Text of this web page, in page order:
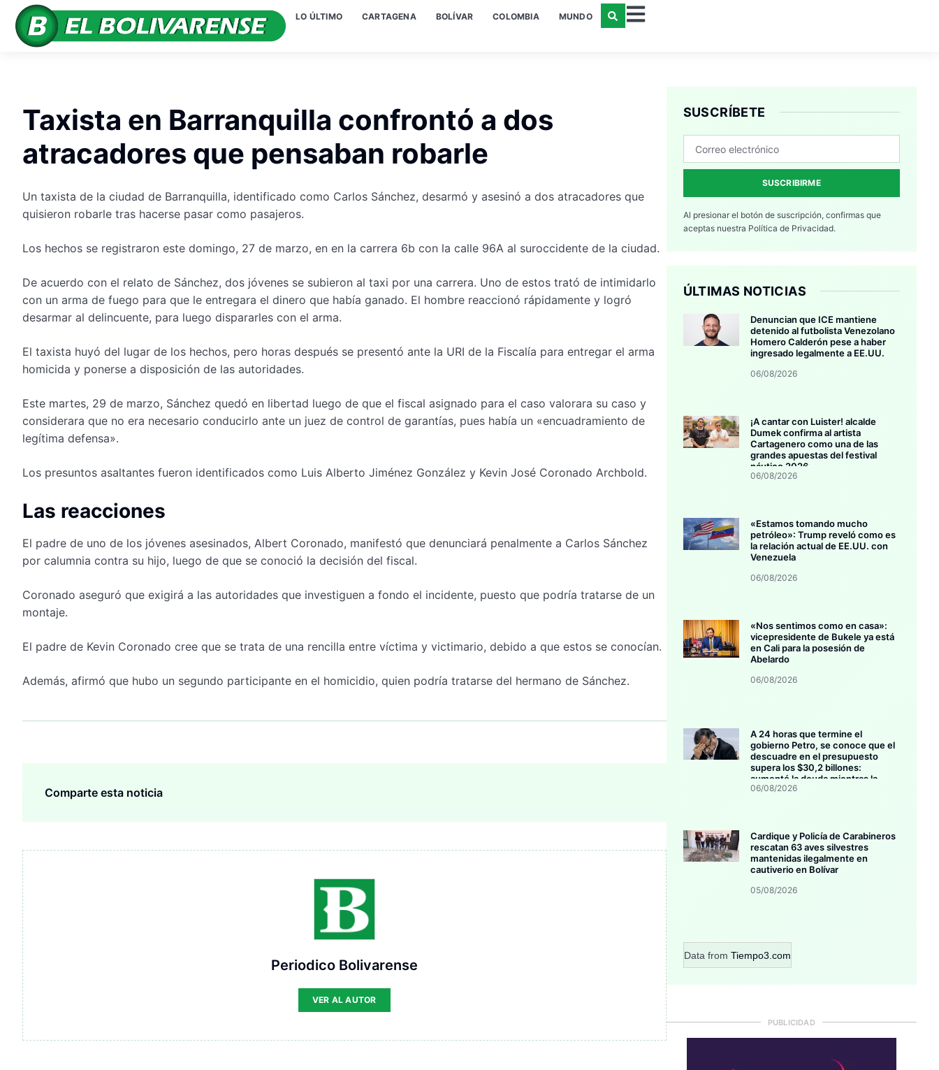
LO ÚLTIMO CARTAGENA BOLÍVAR COLOMBIA MUNDO
Taxista en Barranquilla confrontó a dos
atracadores que pensaban robarle
Un taxista de la ciudad de Barranquilla, identificado como Carlos Sánchez, desarmó y asesinó a dos atracadores que
quisieron robarle tras hacerse pasar como pasajeros.
Los hechos se registraron este domingo, 27 de marzo, en en la carrera 6b con la calle 96A al suroccidente de la ciudad.
De acuerdo con el relato de Sánchez, dos jóvenes se subieron al taxi por una carrera. Uno de estos trató de intimidarlo
con un arma de fuego para que le entregara el dinero que había ganado. El hombre reaccionó rápidamente y logró
desarmar al delincuente, para luego dispararles con el arma.
El taxista huyó del lugar de los hechos, pero horas después se presentó ante la URI de la Fiscalía para entregar el arma
homicida y ponerse a disposición de las autoridades.
Este martes, 29 de marzo, Sánchez quedó en libertad luego de que el fiscal asignado para el caso valorara su caso y
considerara que no era necesario conducirlo ante un juez de control de garantías, pues había un «encuadramiento de
legítima defensa».
Los presuntos asaltantes fueron identificados como Luis Alberto Jiménez González y Kevin José Coronado Archbold.
Las reacciones
El padre de uno de los jóvenes asesinados, Albert Coronado, manifestó que denunciará penalmente a Carlos Sánchez
por calumnia contra su hijo, luego de que se conoció la decisión del fiscal.
Coronado aseguró que exigirá a las autoridades que investiguen a fondo el incidente, puesto que podría tratarse de un
montaje.
El padre de Kevin Coronado cree que se trata de una rencilla entre víctima y victimario, debido a que estos se conocían.
Además, afirmó que hubo un segundo participante en el homicidio, quien podría tratarse del hermano de Sánchez.
Comparte esta noticia
Periodico Bolivarense
VER AL AUTOR
SUSCRÍBETE
SUSCRIBIRME
Al presionar el botón de suscripción, confirmas que
aceptas nuestra Política de Privacidad.
ÚLTIMAS NOTICIAS
Denuncian que ICE mantiene
detenido al futbolista Venezolano
Homero Calderón pese a haber
ingresado legalmente a EE.UU.
06/08/2026
¡A cantar con Luister! alcalde
Dumek confirma al artista
Cartagenero como una de las
grandes apuestas del festival
náutico 2026
06/08/2026
«Estamos tomando mucho
petróleo»: Trump reveló como es
la relación actual de EE.UU. con
Venezuela
06/08/2026
«Nos sentimos como en casa»:
vicepresidente de Bukele ya está
en Cali para la posesión de
Abelardo
06/08/2026
A 24 horas que termine el
gobierno Petro, se conoce que el
descuadre en el presupuesto
supera los $30,2 billones:
aumentó la deuda mientras la
inversión se estanca
06/08/2026
Cardique y Policía de Carabineros
rescatan 63 aves silvestres
mantenidas ilegalmente en
cautiverio en Bolívar
05/08/2026
Data from Tiempo3.com
PUBLICIDAD